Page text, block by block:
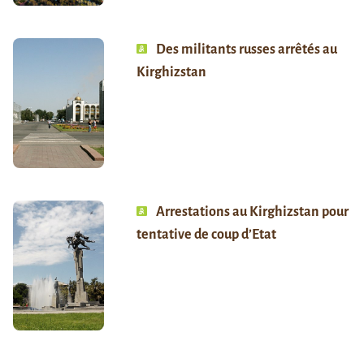
Des militants russes arrêtés au
Kirghizstan
Arrestations au Kirghizstan pour
tentative de coup d’Etat